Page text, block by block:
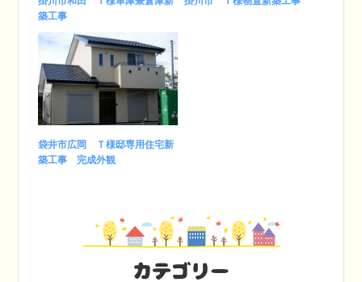
築工事
袋井市広岡 Ｔ様邸専用住宅新
築工事 完成外観
カテゴリー